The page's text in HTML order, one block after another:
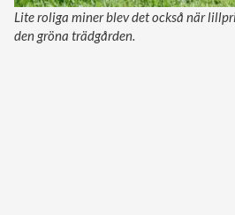
Lite roliga miner blev det också när
den gröna trädgården.